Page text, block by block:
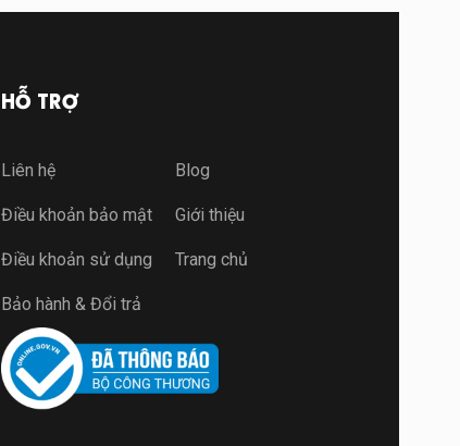
HỖ TRỢ
Liên hệ
Điều khoản bảo mật
Điều khoản sử dụng
Bảo hành & Đổi trả
Blog
Giới thiệu
Trang chủ